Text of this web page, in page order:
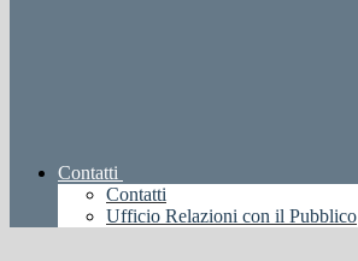
Contatti
Contatti
Ufficio Relazioni con il Pubblico